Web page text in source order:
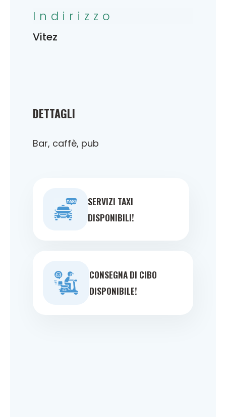
DETTAGLI
Bar, caffè, pub
SERVIZI TAXI
DISPONIBILI!
CONSEGNA DI CIBO
DISPONIBILE!
Indirizzo
Vitez